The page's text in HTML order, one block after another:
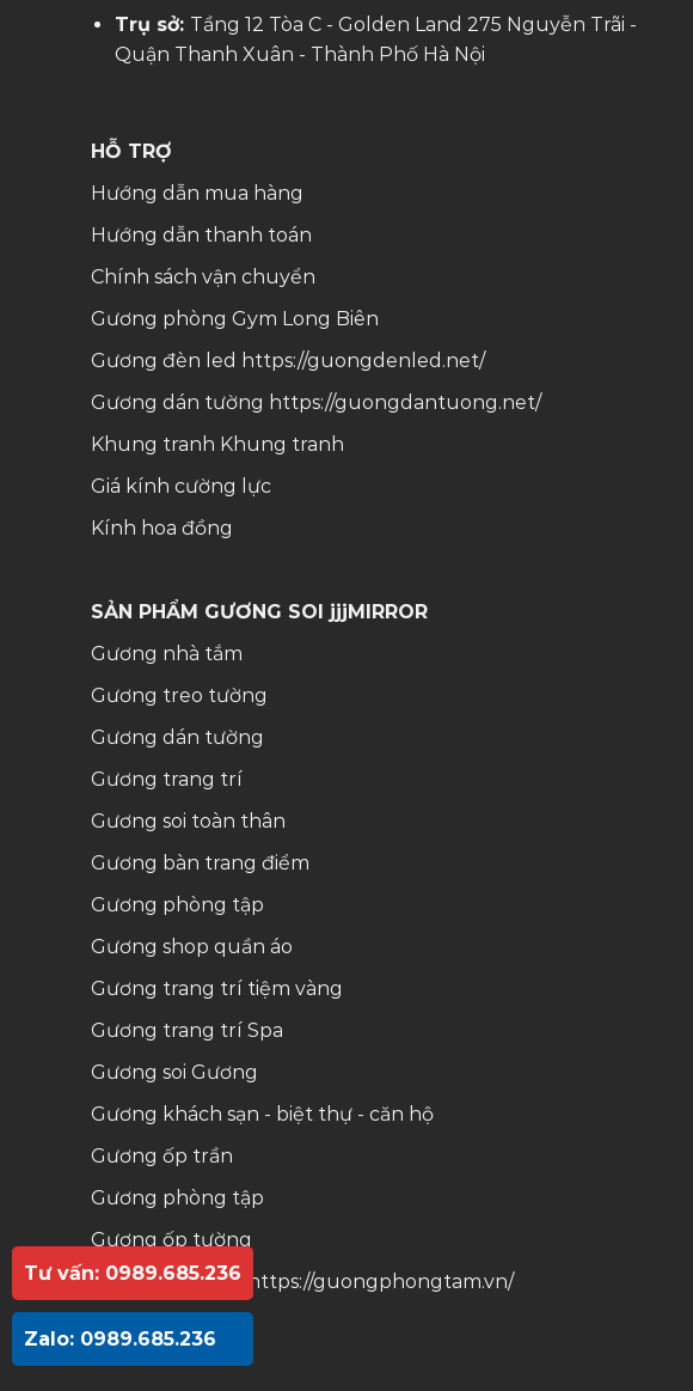
Trụ sở: Tầng 12 Tòa C - Golden Land 275 Nguyễn Trãi -
Quận Thanh Xuân - Thành Phố Hà Nội
HỖ TRỢ
Hướng dẫn mua hàng
Hướng dẫn thanh toán
Chính sách vận chuyển
Gương phòng Gym Long Biên
Gương đèn led https://guongdenled.net/
Gương dán tường https://guongdantuong.net/
Khung tranh Khung tranh
Giá kính cường lực
Kính hoa đồng
SẢN PHẨM GƯƠNG SOI jjjMIRROR
Gương nhà tắm
Gương treo tường
Gương dán tường
Gương trang trí
Gương soi toàn thân
Gương bàn trang điểm
Gương phòng tập
Gương shop quần áo
Gương trang trí tiệm vàng
Gương trang trí Spa
Gương soi Gương
Gương khách sạn - biệt thự - căn hộ
Gương ốp trần
Gương phòng tập
Gương ốp tường
Gương nhà tắm https://guongphongtam.vn/
Tư vấn: 0989.685.236
Zalo: 0989.685.236